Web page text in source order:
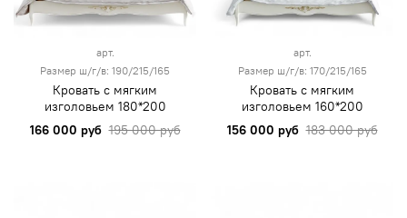
арт.
Размер ш/г/в: 190/215/165
Кровать с мягким
изголовьем 180*200
166 000 руб 195 000 руб
арт.
Размер ш/г/в: 170/215/165
Кровать с мягким
изголовьем 160*200
156 000 руб 183 000 руб